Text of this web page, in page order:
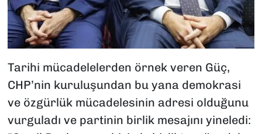
Tarihi mücadelelerden örnek veren Güç,
CHP’nin kuruluşundan bu yana demokrasi
ve özgürlük mücadelesinin adresi olduğunu
vurguladı ve partinin birlik mesajını yineledi: